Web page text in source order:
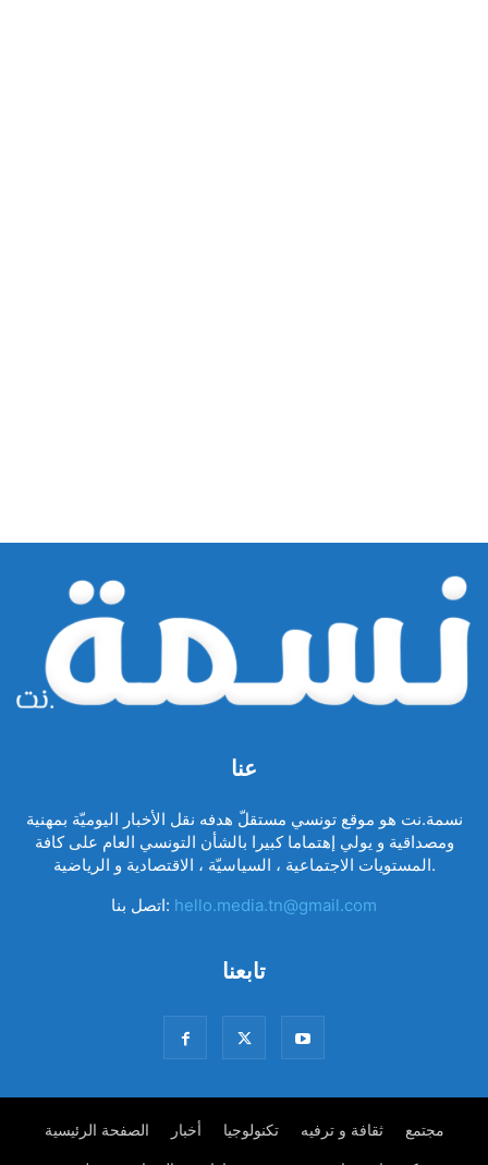
عنا
نسمة.نت هو موقع تونسي مستقلّ هدفه نقل الأخبار اليوميّة بمهنية
ومصداقية و يولي إهتماما كبيرا بالشأن التونسي العام على كافة
المستويات الاجتماعية ، السياسيّة ، الاقتصادية و الرياضية.
اتصل بنا: hello.media.tn@gmail.com
تابعنا
الصفحة الرئيسية أخبار تكنولوجيا ثقافة و ترفيه مجتمع